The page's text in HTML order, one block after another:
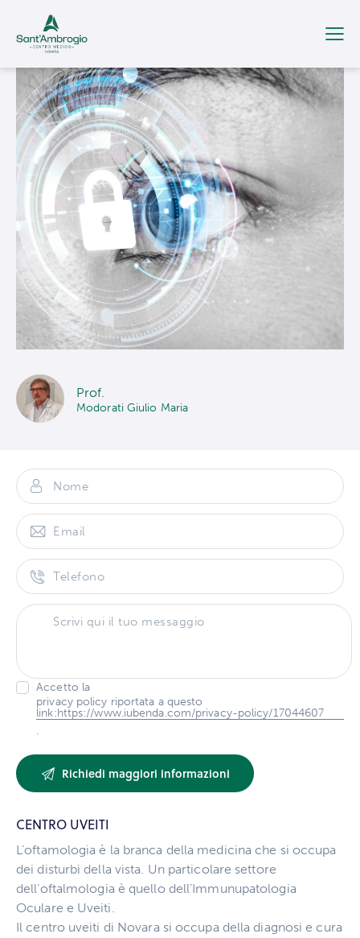
Prof.
Modorati Giulio Maria
Accetto la
privacy policy riportata a questo
link:https://www.iubenda.com/privacy-policy/17044607
.
CENTRO UVEITI
L’oftamologia è la branca della medicina che si occupa
dei disturbi della vista. Un particolare settore
dell’oftalmologia è quello dell’Immunupatologia
Oculare e Uveiti.
Il centro uveiti di Novara si occupa della diagnosi e cura